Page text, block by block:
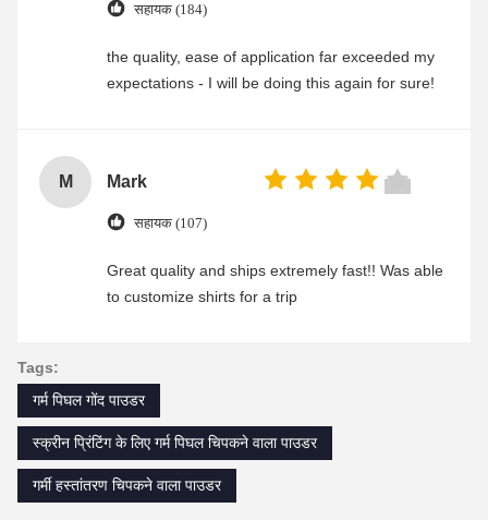
सहायक (184)
the quality, ease of application far exceeded my
expectations - I will be doing this again for sure!
M Mark
सहायक (107)
Great quality and ships extremely fast!! Was able
to customize shirts for a trip
Tags:
गर्म पिघल गोंद पाउडर
स्क्रीन प्रिंटिंग के लिए गर्म पिघल चिपकने वाला पाउडर
गर्मी हस्तांतरण चिपकने वाला पाउडर